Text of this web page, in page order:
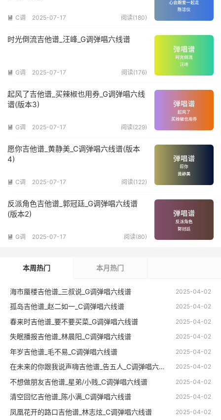
 C调 2025-07-17 阅读(180)
时光倒流吉他谱_汪峰_G调弹唱六线谱
 G调 2025-07-17 阅读(176)
起风了吉他谱_买辣椒也用券_G调弹唱六线
谱(版本3)
 G调 2025-07-17 阅读(229)
愿你吉他谱_黄静美_C调弹唱六线谱(版本
4)
 C调 2025-07-17 阅读(122)
反派角色吉他谱_郭冠廷_G调弹唱六线谱
(版本2)
 G调 2025-07-17 阅读(80)
本周热门 本月热门
2025-04-02
海市蜃楼吉他谱_三叔说_G调弹唱六线谱
2025-04-02
孤岛吉他谱_赵二如一_C调弹唱六线谱
2025-04-02
春来时吉他谱_要不要买菜_G调弹唱六线谱
2025-04-02
失眠播报吉他谱_林晨阳_C调弹唱六线谱
2025-04-02
年岁吉他谱_毛不易_C调弹唱六线谱
2025-04-02
在未来的你跟我说声嗨吉他谱_告五人_C调弹唱六线谱
2025-04-02
不想做朋友吉他谱_星弟/小贱_C调弹唱六线谱
2025-04-02
清空回忆吉他谱_陈小满_C调弹唱六线谱
2025-04-02
凤凰花开的路口吉他谱_林志炫_C调弹唱六线谱